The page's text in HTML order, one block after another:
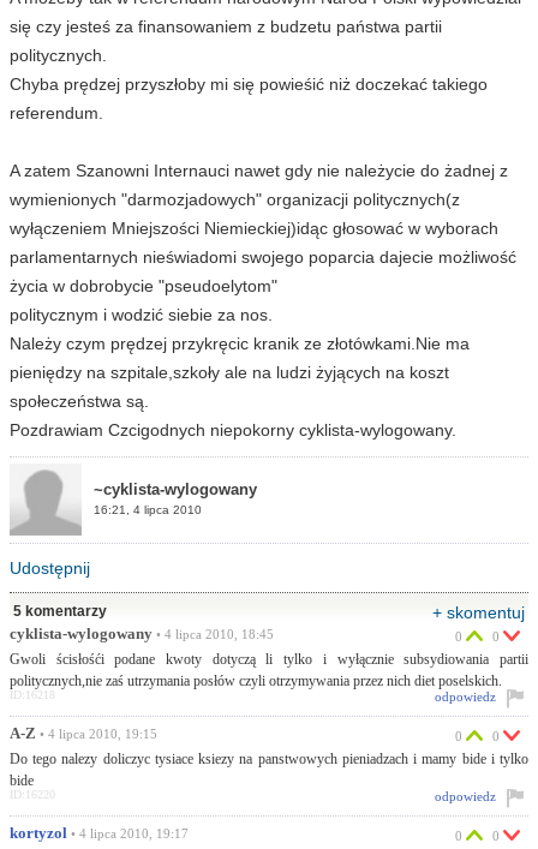
się czy jesteś za finansowaniem z budzetu państwa partii
politycznych.
Chyba prędzej przyszłoby mi się powieśić niż doczekać takiego
referendum.
A zatem Szanowni Internauci nawet gdy nie należycie do żadnej z
wymienionych "darmozjadowych" organizacji politycznych(z
wyłączeniem Mniejszości Niemieckiej)idąc głosować w wyborach
parlamentarnych nieświadomi swojego poparcia dajecie możliwość
życia w dobrobycie "pseudoelytom"
politycznym i wodzić siebie za nos.
Należy czym prędzej przykręcic kranik ze złotówkami.Nie ma
pieniędzy na szpitale,szkoły ale na ludzi żyjących na koszt
społeczeństwa są.
Pozdrawiam Czcigodnych niepokorny cyklista-wylogowany.
~cyklista-wylogowany
16:21, 4 lipca 2010
Udostępnij
5 komentarzy + skomentuj
cyklista-wylogowany • 4 lipca 2010, 18:45
Gwoli ścisłośći podane kwoty dotyczą li tylko i wyłącznie subsydiowania partii
politycznych,nie zaś utrzymania posłów czyli otrzymywania przez nich diet poselskich.
0 0
odpowiedz
ID:16218
A-Z • 4 lipca 2010, 19:15
Do tego nalezy doliczyc tysiace ksiezy na panstwowych pieniadzach i mamy bide i tylko
bide
0 0
odpowiedz
ID:16220
kortyzol • 4 lipca 2010, 19:17 0 0